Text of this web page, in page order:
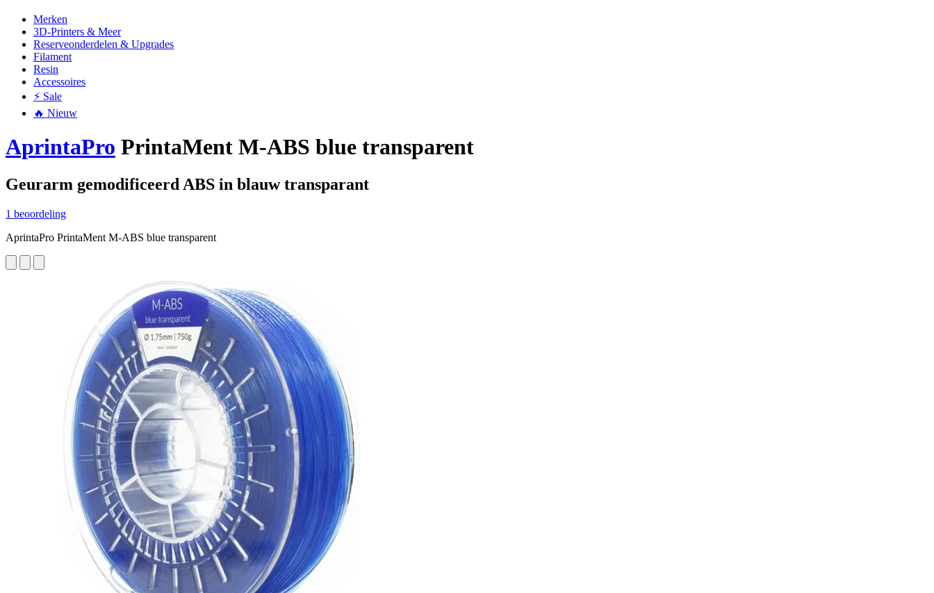
Merken
3D-Printers & Meer
Reserveonderdelen & Upgrades
Filament
Resin
Accessoires
⚡ Sale
🔥 Nieuw
AprintaPro PrintaMent M-ABS blue transparent
Geurarm gemodificeerd ABS in blauw transparant
1 beoordeling
AprintaPro PrintaMent M-ABS blue transparent